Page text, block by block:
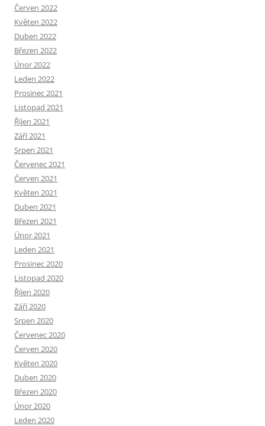
Červen 2022
Květen 2022
Duben 2022
Březen 2022
Únor 2022
Leden 2022
Prosinec 2021
Listopad 2021
Říjen 2021
Září 2021
Srpen 2021
Červenec 2021
Červen 2021
Květen 2021
Duben 2021
Březen 2021
Únor 2021
Leden 2021
Prosinec 2020
Listopad 2020
Říjen 2020
Září 2020
Srpen 2020
Červenec 2020
Červen 2020
Květen 2020
Duben 2020
Březen 2020
Únor 2020
Leden 2020